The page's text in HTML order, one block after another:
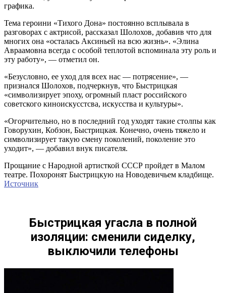
графика.
Тема героини «Тихого Дона» постоянно всплывала в
разговорах с актрисой, рассказал Шолохов, добавив что для
многих она «осталась Аксиньей на всю жизнь». «Элина
Авраамовна всегда с особой теплотой вспоминала эту роль и
эту работу», — отметил он.
«Безусловно, ее уход для всех нас — потрясение», —
признался Шолохов, подчеркнув, что Быстрицкая
«символизирует эпоху, огромный пласт российского
советского киноискусстсва, искусства и культуры».
«Огорчительно, но в последний год уходят такие столпы как
Говорухин, Кобзон, Быстрицкая. Конечно, очень тяжело и
символизирует такую смену поколений, поколение это
уходит», — добавил внук писателя.
Прощание с Народной артисткой СССР пройдет в Малом
театре. Похоронят Быстрицкую на Новодевичьем кладбище.
Источник
Быстрицкая угасла в полной
изоляции: сменили сиделку,
выключили телефоны